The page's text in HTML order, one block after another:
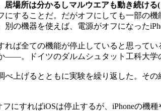
居場所は分かるしマルウエアも動き続け
することだ。だがオフにしても一部の
の機器を使えば、電源がオフになった
ば全ての機能が停止していると思って
――。ドイツのダルムシュタット工科大学
上げるとともに実験を繰り返した。そ
すればiOSは停止するが、iPhoneの機種